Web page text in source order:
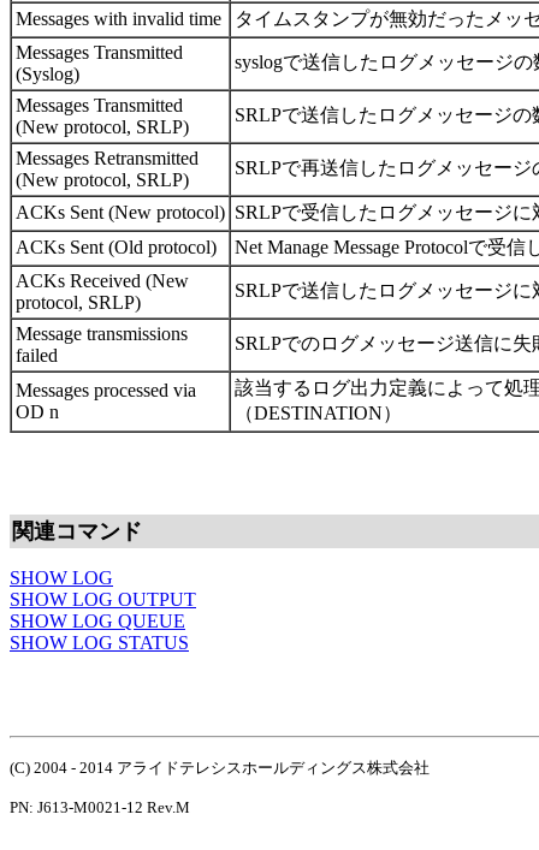
Messages with invalid time
タイムスタンプが無効だったメッ
Messages Transmitted
(Syslog)
syslogで送信したログメッセージの
Messages Transmitted
(New protocol, SRLP)
SRLPで送信したログメッセージの
Messages Retransmitted
(New protocol, SRLP)
SRLPで再送信したログメッセージ
ACKs Sent (New protocol) SRLPで受信したログメッセージ
ACKs Sent (Old protocol)
Net Manage Message Protocolで受
ACKs Received (New
protocol, SRLP)
SRLPで送信したログメッセージ
Message transmissions
failed
SRLPでのログメッセージ送信に失
Messages processed via
OD n
該当するログ出力定義によって処
（DESTINATION）
関連コマンド
SHOW LOG
SHOW LOG OUTPUT
SHOW LOG QUEUE
SHOW LOG STATUS
(C) 2004 - 2014 アライドテレシスホールディングス株式会社
PN: J613-M0021-12 Rev.M